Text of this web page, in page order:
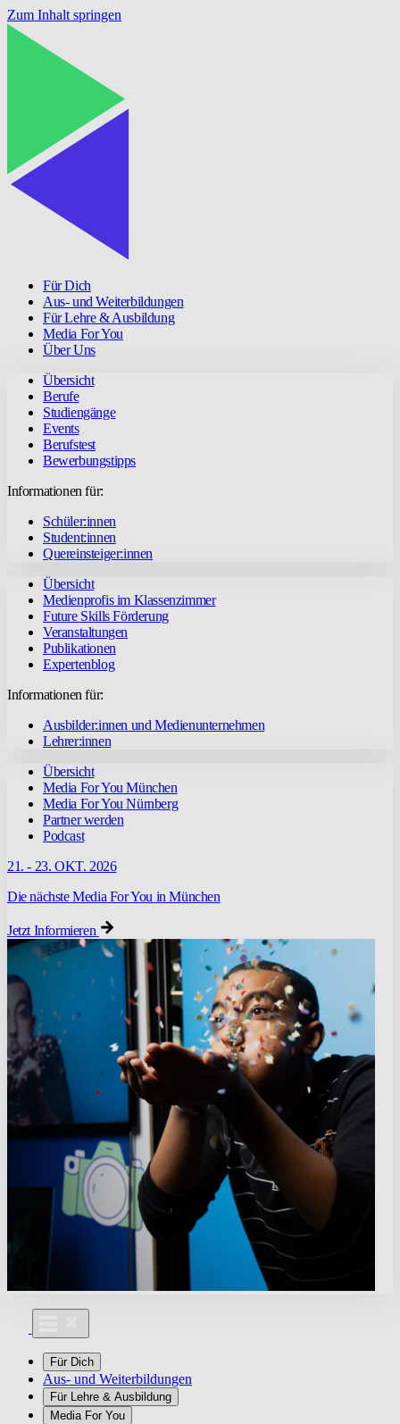
Zum Inhalt springen
Für Dich
Aus- und Weiterbildungen
Für Lehre & Ausbildung
Media For You
Über Uns
Übersicht
Berufe
Studiengänge
Events
Berufstest
Bewerbungstipps
Informationen für:
Schüler:innen
Student:innen
Quereinsteiger:innen
Übersicht
Medienprofis im Klassenzimmer
Future Skills Förderung
Veranstaltungen
Publikationen
Expertenblog
Informationen für:
Ausbilder:innen und Medienunternehmen
Lehrer:innen
Übersicht
Media For You München
Media For You Nürnberg
Partner werden
Podcast
21. - 23. OKT. 2026
Die nächste Media For You in München
Jetzt Informieren
Für Dich
Aus- und Weiterbildungen
Für Lehre & Ausbildung
Media For You